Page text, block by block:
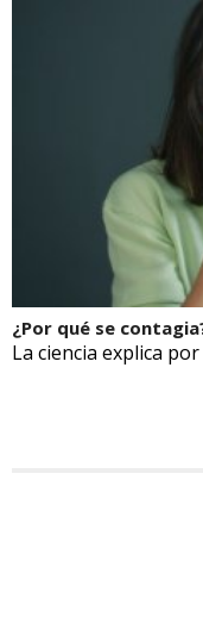
¿Por qué se
La ciencia explica